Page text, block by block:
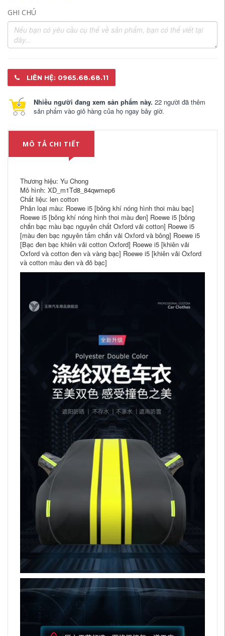
GHI CHÚ
LIÊN HỆ: 0965.68.68.11
Nhiều người đang xem sản phẩm này. 22 người đã thêm
sản phẩm vào giỏ hàng của họ ngay bây giờ.
MÔ TẢ CHI TIẾT
Thương hiệu: Yu Chong
Mô hình: XD_m1Td8_84qwmep6
Chất liệu: len cotton
Phân loại màu: Roewe i5 [bông khí nóng hình thoi màu bạc]
Roewe i5 [bông khí nóng hình thoi màu đen] Roewe i5 [bông
chắn bạc màu bạc nguyên chất Oxford vải cotton] Roewe i5
[màu đen bạc nguyên tấm chắn vải Oxford và bông] Roewe i5
[Bạc đen bạc khiên vải cotton Oxford] Roewe i5 [khiên vải
Oxford và cotton đen và vàng bạc] Roewe i5 [khiên vải Oxford
và cotton màu đen và đỏ bạc]